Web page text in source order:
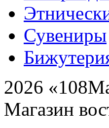
Сувениры
2026
Магазин